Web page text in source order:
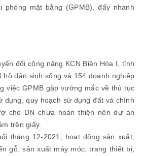
phóng mặt bằng (GPMB), đẩy nhanh
đổi công năng KCN Biên Hòa I, tỉnh
dân sinh sống và 154 doanh nghiệp
việc GPMB gặp vướng mắc về thủ tục
dụng, quy hoạch sử dụng đất và chính
cho DN chưa hoàn thiện nên dự án
trên giấy.
tháng 12-2021, hoạt động sản xuất,
gỗ, sản xuất máy móc, trang thiết bị,